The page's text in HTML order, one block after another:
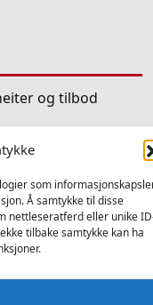
som
Å samtykke til disse
nettleseratferd eller unike
tilbake samtykke kan ha
og tilbod
YouTube
forbeholdt
(åpnes i ny fane)